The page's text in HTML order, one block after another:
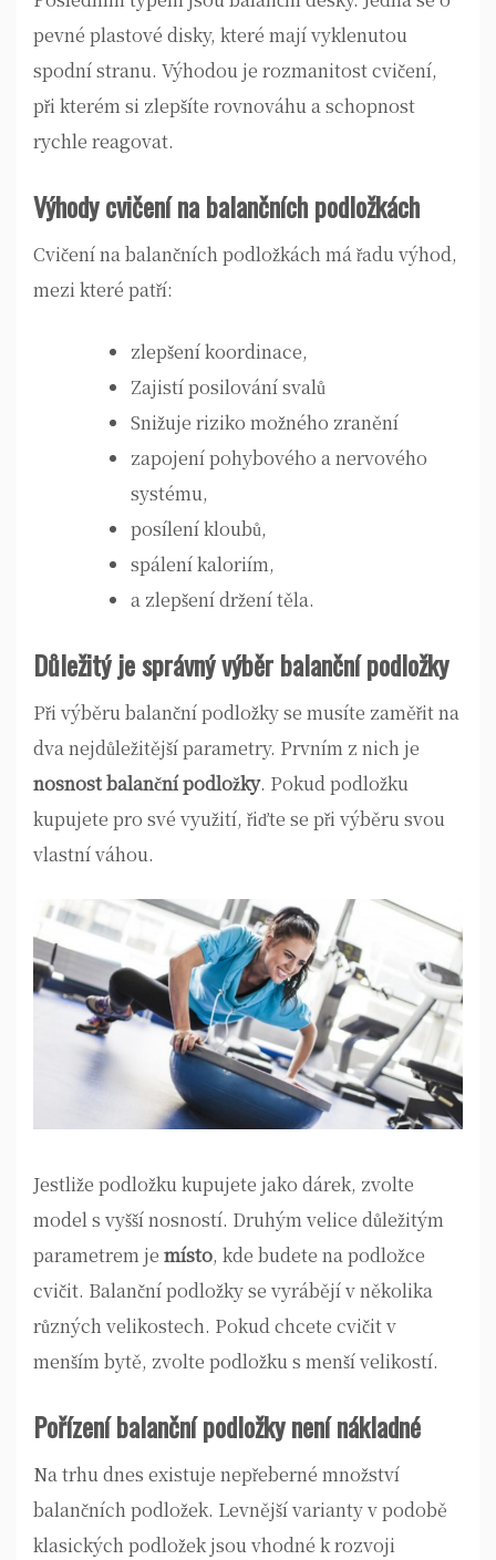
pevné plastové disky, které mají vyklenutou
spodní stranu. Výhodou je rozmanitost cvičení,
při kterém si zlepšíte rovnováhu a schopnost
rychle reagovat.
Výhody cvičení na balančních podložkách
Cvičení na balančních podložkách má řadu výhod,
mezi které patří:
zlepšení koordinace,
Zajistí posilování svalů
Snižuje riziko možného zranění
zapojení pohybového a nervového
systému,
posílení kloubů,
spálení kaloriím,
a zlepšení držení těla.
Důležitý je správný výběr balanční podložky
Při výběru balanční podložky se musíte zaměřit na
dva nejdůležitější parametry. Prvním z nich je
nosnost balanční podložky. Pokud podložku
kupujete pro své využití, řiďte se při výběru svou
vlastní váhou.
Jestliže podložku kupujete jako dárek, zvolte
model s vyšší nosností. Druhým velice důležitým
parametrem je místo, kde budete na podložce
cvičit. Balanční podložky se vyrábějí v několika
různých velikostech. Pokud chcete cvičit v
menším bytě, zvolte podložku s menší velikostí.
Pořízení balanční podložky není nákladné
Na trhu dnes existuje nepřeberné množství
balančních podložek. Levnější varianty v podobě
klasických podložek jsou vhodné k rozvoji